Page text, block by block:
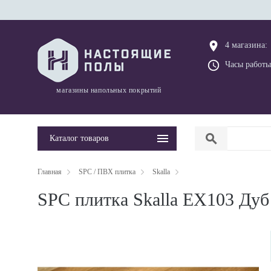
магазины напольных покрытий
place 4 магазина:
query_builder Часы
Каталог товаров search
Главная SPC / ПВХ плитка Skalla
SPC плитка Skalla EX103